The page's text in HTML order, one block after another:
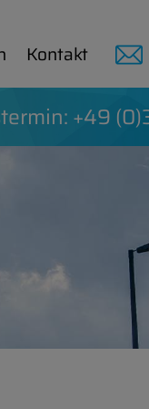
Kon­takt
+49